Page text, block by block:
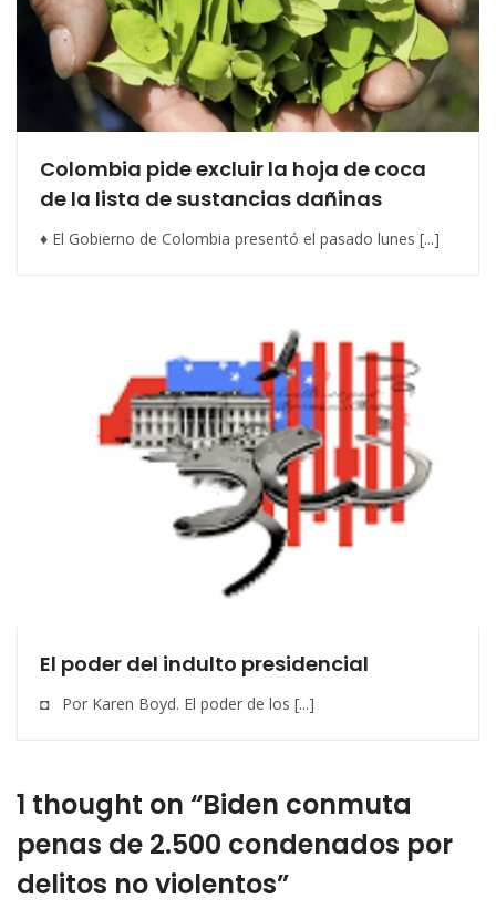
Colombia pide excluir la hoja de coca
de la lista de sustancias dañinas
♦ El Gobierno de Colombia presentó el pasado lunes [...]
El poder del indulto presidencial
◘ Por Karen Boyd. El poder de los [...]
1 thought on “Biden conmuta
penas de 2.500 condenados por
delitos no violentos”